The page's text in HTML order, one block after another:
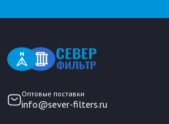
Оптовые поставки
info@sever-filters.ru